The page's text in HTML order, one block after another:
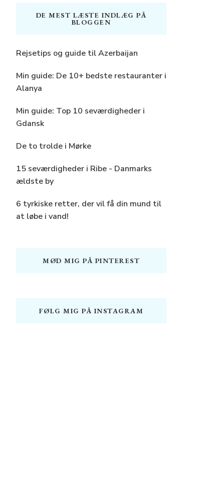
DE MEST LÆSTE INDLÆG PÅ
BLOGGEN
Rejsetips og guide til Azerbaijan
Min guide: De 10+ bedste restauranter i
Alanya
Min guide: Top 10 seværdigheder i
Gdansk
De to trolde i Mørke
15 seværdigheder i Ribe - Danmarks
ældste by
6 tyrkiske retter, der vil få din mund til
at løbe i vand!
MØD MIG PÅ PINTEREST
FØLG MIG PÅ INSTAGRAM